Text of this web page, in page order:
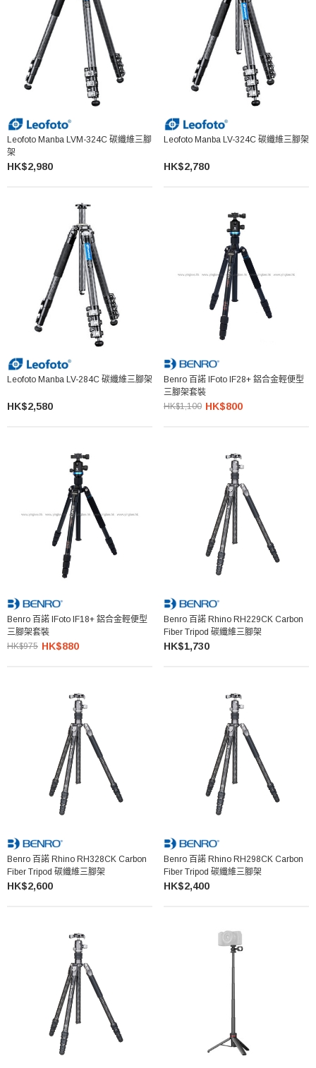
Leofoto Manba LVM-324C 碳纖維三腳
架
HK$2,980
Leofoto Manba LV-324C 碳纖維三腳架
HK$2,780
Leofoto Manba LV-284C 碳纖維三腳架
HK$2,580
Benro 百諾 IFoto IF28+ 鋁合金輕便型
三腳架套裝
HK$1,100 HK$800
Benro 百諾 IFoto IF18+ 鋁合金輕便型
三腳架套裝
HK$975 HK$880
Benro 百諾 Rhino RH229CK Carbon
Fiber Tripod 碳纖維三腳架
HK$1,730
Benro 百諾 Rhino RH328CK Carbon
Fiber Tripod 碳纖維三腳架
HK$2,600
Benro 百諾 Rhino RH298CK Carbon
Fiber Tripod 碳纖維三腳架
HK$2,400